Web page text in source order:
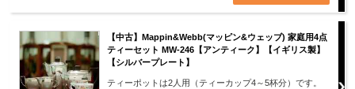
【中古】Mappin&Webb(マッピン&ウェッブ) 家庭用4点
ティーセット MW-246【アンティーク】【イギリス製】
【シルバープレート】
ティーポットは2人用（ティーカップ4～5杯分）です。